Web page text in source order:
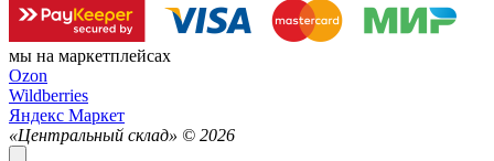
мы на маркетплейсах
Ozon
Wildberries
Яндекс Маркет
«Центральный склад» © 2026